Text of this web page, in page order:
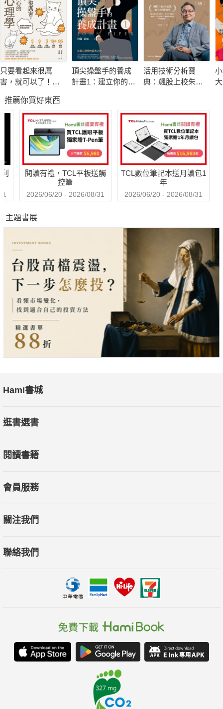
Investor）》、《亞洲貨幣（Asiamoney）》的高級排名及湯森
路透史達麥（Thomson Reuters StarMine）最佳盈利預測獎
項。在2020至2022年，全球股市大跌的情況下，他操作的對沖
基金仍然維持獲利。
長時間的專業歷練，大量拜訪公司、分析市場，讓他對市場大小
採用「自上而下」的方法。在數名高層主管之間選取平均數字，
就用此作為今年的預測。好處是數字由主管提出，他們會承擔責
任盡力達標，但由於數字只是主觀印象，也可能讓公司誤入歧
有些公司採用「由下而上」的分析方法，邀請前線營業員提出業
了前線的意見也許較準確，但必須確保：
（2）誠實彙報、不會報喜不報憂、不會只說奉承討好的數字。
而在參觀公司生產線時，大家都有類似的關注點，如生產線數
量、生產效率、產品良率、特殊技術、新產品研發、自動化程
度、工廠的衞生（員工進入生產線有否穿戴頭套和鞋套等）、污
染和廢品處理（垃圾和廢水）等問題。
但各地的基金經理總有不同的關注重點。歐洲的基金經理都會問
及工人待遇、生活、安全、環保（因為為良好的衞生和廢品處
成本），但美國的基金經理則更關心良率、效率、工人輪班時
設備使用量、良率定義、關鍵製程，但更會從產業鏈的角度去印
國電視臺一般在寫完15集劇本就會開拍，拍了4至6集就推出放
眾要求，例如金秀賢在前數集的高領毛衣在後期改為低領，在第
贊助商根據收視率來投放廣告量，譬如，通訊軟體LINE就是在中
後段才投放植入廣告和片尾廣告。
作為專業的對沖基金經理人，不能滿足於單純的長期持有或是存
資人如何操作。「作空可以擺脫心理偏差和謬誤。大多投資人都
分樂觀、一廂情願、心錨等心魔和偏見，更平靜坦然地審視股
只要看起來很厲
害，就可以了！巧
心理學：優雅的狡
猾才是王道，90個
讓你穩居優勢的必
勝人心攻略【暢銷
紀念版】
頂尖操盤手的養成
計畫1：建立你的獲
活用技術分析寶
典：飆股上校朱家
手的養成祕笈
推薦你買好東西
閱讀有禮，TCL平板送觸
控筆
2026/06/20 - 2026/08/31
TCL數位筆記本送月讀包1
年
2026/06/20 - 2026/08/31
主題書展
Hami書城
逛書選書
閱讀書籍
會員服務
關注我們
聯絡我們